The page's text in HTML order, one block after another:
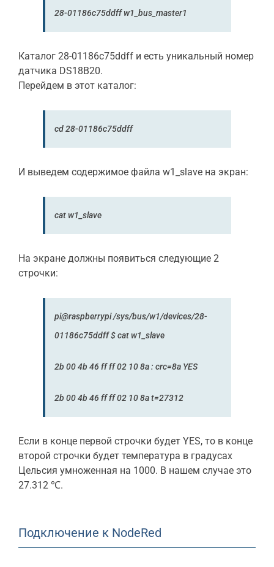
28-01186c75ddff w1_bus_master1
Каталог 28-01186c75ddff и есть уникальный номер
датчика DS18B20.
Перейдем в этот каталог:
cd28-01186c75ddff
И выведем содержимое файла w1_slave на экран:
cat w1_slave
На экране должны появиться следующие 2
строчки:
pi@raspberrypi/sys/bus/w1/devices/28-
01186c75ddff$cat w1_slave
2b 004b 46 ff ff02 108a: crc=8a YES
2b 004b 46 ff ff02 108a t=27312
Если в конце первой строчки будет YES, то в конце
второй строчки будет температура в градусах
Цельсия умноженная на 1000. В нашем случае это
27.312 ℃.
Подключение к NodeRed